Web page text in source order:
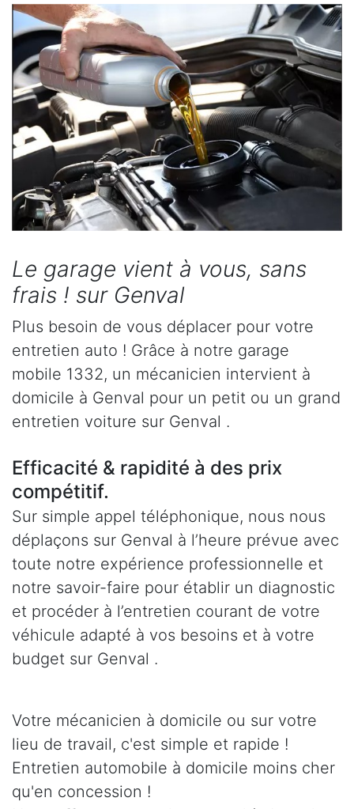
Le garage vient à vous, sans
frais ! sur Genval
Plus besoin de vous déplacer pour votre
entretien auto ! Grâce à notre garage
mobile 1332, un mécanicien intervient à
domicile à Genval pour un petit ou un grand
entretien voiture sur Genval .
Efficacité & rapidité à des prix
compétitif.
Sur simple appel téléphonique, nous nous
déplaçons sur Genval à l’heure prévue avec
toute notre expérience professionnelle et
notre savoir-faire pour établir un diagnostic
et procéder à l’entretien courant de votre
véhicule adapté à vos besoins et à votre
budget sur Genval .
Votre mécanicien à domicile ou sur votre
lieu de travail, c'est simple et rapide !
Entretien automobile à domicile moins cher
qu'en concession !